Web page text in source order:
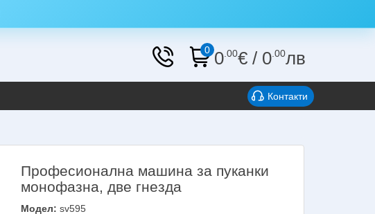
0 0.00€ / 0.00лв
Контакти
Професионална машина за пуканки
монофазна, две гнезда
Модел: sv595